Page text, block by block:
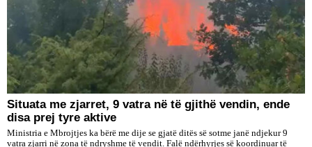
Situata me zjarret, 9 vatra në të gjithë vendin, ende
disa prej tyre aktive
Ministria e Mbrojtjes ka bërë me dije se gjatë ditës së sotme janë ndjekur 9
vatra zjarri në zona të ndryshme të vendit. Falë ndërhyrjes së koordinuar të